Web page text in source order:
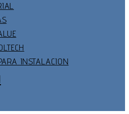
INSTALACION